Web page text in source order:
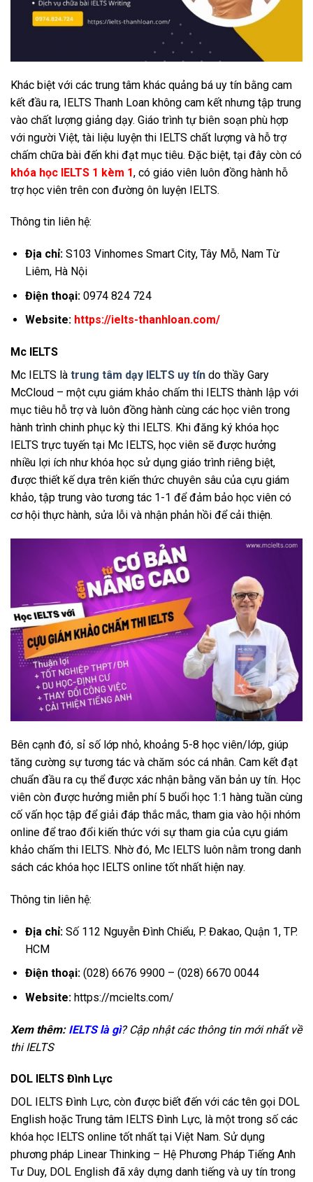
Khác biệt với các trung tâm khác quảng bá uy tín bằng cam
kết đầu ra, IELTS Thanh Loan không cam kết nhưng tập trung
vào chất lượng giảng dạy. Giáo trình tự biên soạn phù hợp
với người Việt, tài liệu luyện thi IELTS chất lượng và hỗ trợ
chấm chữa bài đến khi đạt mục tiêu. Đặc biệt, tại đây còn có
khóa học IELTS 1 kèm 1, có giáo viên luôn đồng hành hỗ
trợ học viên trên con đường ôn luyện IELTS.
Thông tin liên hệ:
Địa chỉ:S103 Vinhomes Smart City, Tây Mỗ, Nam Từ
Liêm, Hà Nội
Điện thoại:0974 824 724
Website: https://ielts-thanhloan.com/
Mc IELTS
Mc IELTS là trung tâm dạy IELTS uy tín do thầy Gary
McCloud – một cựu giám khảo chấm thi IELTS thành lập với
mục tiêu hỗ trợ và luôn đồng hành cùng các học viên trong
hành trình chinh phục kỳ thi IELTS. Khi đăng ký khóa học
IELTS trực tuyến tại Mc IELTS, học viên sẽ được hưởng
nhiều lợi ích như khóa học sử dụng giáo trình riêng biệt,
được thiết kế dựa trên kiến thức chuyên sâu của cựu giám
khảo, tập trung vào tương tác 1-1 để đảm bảo học viên có
cơ hội thực hành, sửa lỗi và nhận phản hồi để cải thiện.
Bên cạnh đó, sỉ số lớp nhỏ, khoảng 5-8 học viên/lớp, giúp
tăng cường sự tương tác và chăm sóc cá nhân. Cam kết đạt
chuẩn đầu ra cụ thể được xác nhận bằng văn bản uy tín. Học
viên còn được hưởng miễn phí 5 buổi học 1:1 hàng tuần cùng
cố vấn học tập để giải đáp thắc mắc, tham gia vào hội nhóm
online để trao đổi kiến thức với sự tham gia của cựu giám
khảo chấm thi IELTS. Nhờ đó, Mc IELTS luôn nằm trong danh
sách các khóa học IELTS online tốt nhất hiện nay.
Thông tin liên hệ:
Địa chỉ:Số 112 Nguyễn Đình Chiểu, P. Đakao, Quận 1, TP.
HCM
Điện thoại:(028) 6676 9900 – (028) 6670 0044
Website:https://mcielts.com/
Xem thêm: IELTS là gì? Cập nhật các thông tin mới nhất về
thi IELTS
DOL IELTS Đình Lực
DOL IELTS Đình Lực, còn được biết đến với các tên gọi DOL
English hoặc Trung tâm IELTS Đình Lực, là một trong số các
khóa học IELTS online tốt nhất tại Việt Nam. Sử dụng
phương pháp Linear Thinking – Hệ Phương Pháp Tiếng Anh
Tư Duy, DOL English đã xây dựng danh tiếng và uy tín trong